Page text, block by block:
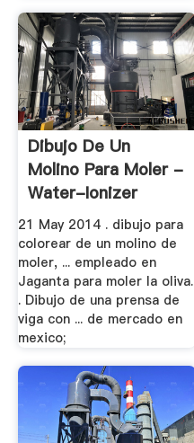
Dibujo De Un
Molino Para Moler -
Water-Ionizer
21 May 2014 . dibujo para
colorear de un molino de
moler, ... empleado en
Jaganta para moler la oliva.
. Dibujo de una prensa de
viga con ... de mercado en
mexico;